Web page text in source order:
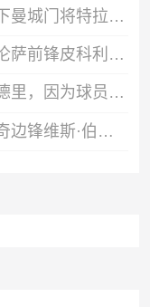
创队史纪录！官方：利兹联签下曼城门将特拉福德，总价4500万镑
意天空：博洛尼亚尝试签佛罗伦萨前锋皮科利 已准备永久转会报价
阿斯报记者：皇马放弃引进罗德里，因为球员本人已经明确拒绝加盟
官方：莱斯特城签下伊普斯维奇边锋维斯·伯恩斯，签约3年